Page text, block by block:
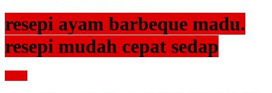
resepi ayam barbeque madu.
resepi mudah cepat sedap